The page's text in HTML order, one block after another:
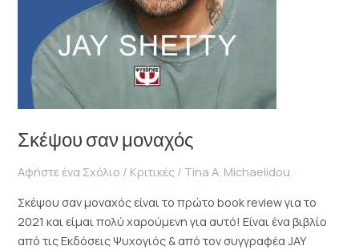
Σκέψου σαν μοναχός
Αφήστε ένα Σχόλιο / Κριτικές / Tina A. Michaelidou
Σκέψου σαν μοναχός είναι το πρώτο book review για το
2021 και είμαι πολύ χαρούμενη για αυτό! Είναι ένα βιβλίο
από τις Εκδόσεις Ψυχογιός & από τον συγγραφέα JAY